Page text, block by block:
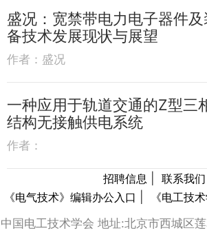
盛况：宽禁带电力电子器件及
备技术发展现状与展望
作者： 盛况
一种应用于轨道交通的Z型三
结构无接触供电系统
作者：
招聘信息
联系我们
《电气技术》编辑办公入口
《电工技
中国电工技术学会 地址:北京市西城区